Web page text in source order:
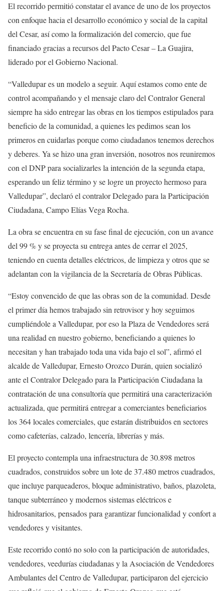
El recorrido permitió constatar el avance de uno de los proyectos
con enfoque hacia el desarrollo económico y social de la capital
del Cesar, así como la formalización del comercio, que fue
financiado gracias a recursos del Pacto Cesar – La Guajira,
liderado por el Gobierno Nacional.
“Valledupar es un modelo a seguir. Aquí estamos como ente de
control acompañando y el mensaje claro del Contralor General
siempre ha sido entregar las obras en los tiempos estipulados para
beneficio de la comunidad, a quienes les pedimos sean los
primeros en cuidarlas porque como ciudadanos tenemos derechos
y deberes. Ya se hizo una gran inversión, nosotros nos reuniremos
con el DNP para socializarles la intención de la segunda etapa,
esperando un feliz término y se logre un proyecto hermoso para
Valledupar”, declaró el contralor Delegado para la Participación
Ciudadana, Campo Elías Vega Rocha.
La obra se encuentra en su fase final de ejecución, con un avance
del 99 % y se proyecta su entrega antes de cerrar el 2025,
teniendo en cuenta detalles eléctricos, de limpieza y otros que se
adelantan con la vigilancia de la Secretaría de Obras Públicas.
“Estoy convencido de que las obras son de la comunidad. Desde
el primer día hemos trabajado sin retrovisor y hoy seguimos
cumpliéndole a Valledupar, por eso la Plaza de Vendedores será
una realidad en nuestro gobierno, beneficiando a quienes lo
necesitan y han trabajado toda una vida bajo el sol”, afirmó el
alcalde de Valledupar, Ernesto Orozco Durán, quien socializó
ante el Contralor Delegado para la Participación Ciudadana la
contratación de una consultoría que permitirá una caracterización
actualizada, que permitirá entregar a comerciantes beneficiarios
los 364 locales comerciales, que estarán distribuidos en sectores
como cafeterías, calzado, lencería, librerías y más.
El proyecto contempla una infraestructura de 30.898 metros
cuadrados, construidos sobre un lote de 37.480 metros cuadrados,
que incluye parqueaderos, bloque administrativo, baños, plazoleta,
tanque subterráneo y modernos sistemas eléctricos e
hidrosanitarios, pensados para garantizar funcionalidad y confort a
vendedores y visitantes.
Este recorrido contó no solo con la participación de autoridades,
vendedores, veedurías ciudadanas y la Asociación de Vendedores
Ambulantes del Centro de Valledupar, participaron del ejercicio